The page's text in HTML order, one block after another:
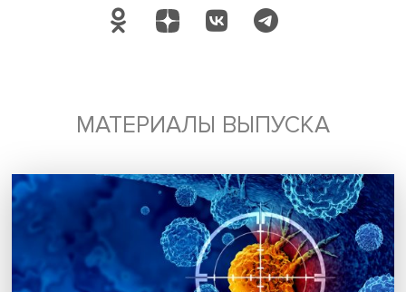
человеческий капитал
стратегические проекты
Будь всегда в курсе !
Подпишись на наши новости: